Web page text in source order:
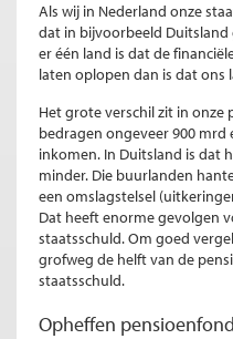
Als wij in Nederland onze
dat in bijvoorbeeld
er één land is dat de
laten oplopen dan is dat ons
Het grote verschil zit in onze
bedragen ongeveer 900 mrd
inkomen. In Duitsland is dat
minder. Die buurlanden
een omslagstelsel
Dat heeft enorme gevolgen
staatsschuld. Om goed
grofweg de helft van de
staatsschuld.
Opheffen